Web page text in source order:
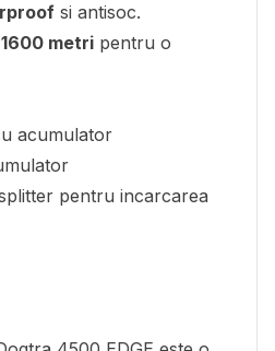
si antisoc.
metri pentru o
acumulator
pentru incarcarea